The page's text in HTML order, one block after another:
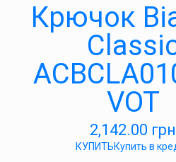
Крючок
VOT
2,142.00 грн
КУПИТЬКупить в